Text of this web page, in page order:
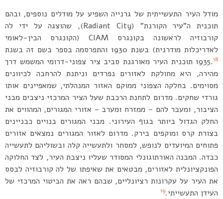
מודל העיר התעשייתית של גרנייה השפיע על מודלים נוספים, ובהם
תוכנית ה”עיר הקורנת” (Radiant City), שהוצגה על ידי לה
קורבוזיה לראשונה בקונגרס CIAM (הקונגרס הבין-לאומי
לאדריכלות מודרנית) בשנת 1930 והתפרסמה בספר בשם זה בשנת
1935.18
תוכנית העיר מאורגנת סביב ציר צפוני-דרומי המשמש דרך
מהירה, היא מחולקת לאזורים נפרדים וניתנת להרחבה לכיוונים
מסוימים. בחלקה הצפוני ממוקם האזור המנהלתי, שמאפיינים אותו
גורדי שחקים. מדרום לתחנת הרכבת שעל הציר המרכזי ניצבים מבני
הציבור, ומעבר להם – ממזרח ומערב – אזורי המגורים, המהווים את
החלק הגדול ביותר בגוף העירוני. מבני המגורים בנויים כבניינים
בצורת קרס ומוקפים בירק. מדרום לאזור המגורים נמצאים אזורים
פתוחים המיועדים לנופש, למסחר ולתעשייה קלה ובשוליהם לתעשייה
כבדה. המבנה האורתוגונלי המסודר שעליו ניצבת העיר, לצד החלוקה
הפונקציונלית לאזורים, מבטאים את שאיפתו של לה קורבוזיה לבסס
את העיר על עקרונות רציונליים, שבהם ראה את הביטוי המרכזי של
העידן התעשייתי.19